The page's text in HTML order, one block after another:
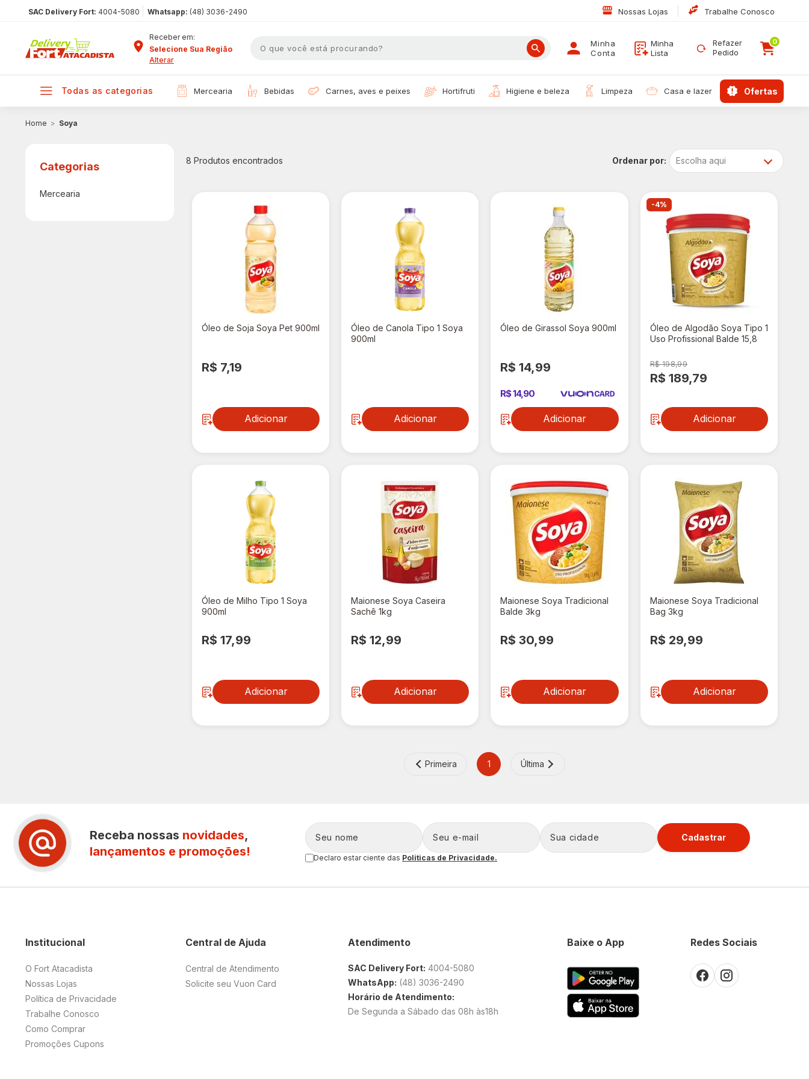
SAC Delivery Fort: 4004-5080 Whatsapp: (48) 3036-2490 Nossas Lojas Trabalhe Conosco
Receber em:
Selecione Sua Região
Alterar
Minha
Conta
Minha
Lista
Refazer
Pedido
0
todas as categorias mercearia bebidas carnes, aves e peixes hortifruti higiene e beleza limpeza casa e lazer ofertas
Soya
Mercearia
8 Produtos encontrados Escolha aqui
Óleo de Soja Soya Pet 900ml
R$ 7,19
Adicionar
Óleo de Canola Tipo 1 Soya
900ml
Adicionar
Óleo de Girassol Soya 900ml
R$ 14,99
R$ 14,90
Adicionar
-4%
Óleo de Algodão Soya Tipo 1
Uso Profissional Balde 15,8
R$ 198,99
R$ 189,79
Adicionar
Óleo de Milho Tipo 1 Soya
900ml
R$ 17,99
Adicionar
Maionese Soya Caseira
Sachê 1kg
R$ 12,99
Adicionar
Maionese Soya Tradicional
Balde 3kg
R$ 30,99
Adicionar
Maionese Soya Tradicional
Bag 3kg
R$ 29,99
Adicionar
Primeira 1 Última
Receba nossas novidades,
lançamentos e promoções!
Cadastrar
Declaro estar ciente das Politicas de Privacidade.
Central de Ajuda
Central de Atendimento
Solicite seu Vuon Card
Institucional
O Fort Atacadista
Nossas Lojas
Política de Privacidade
Trabalhe Conosco
Como Comprar
Promoções Cupons
Atendimento
SAC Delivery Fort: 4004-5080
WhatsApp: (48) 3036-2490
Horário de Atendimento:
De Segunda a Sábado das 08h às18h
Redes Sociais
Baixe o App